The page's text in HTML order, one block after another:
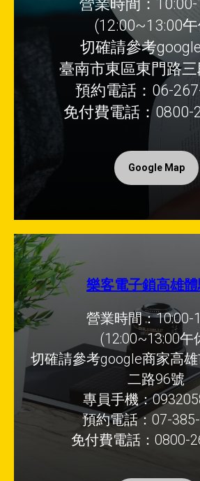
營業時間：10:00-
(12:00~13:00
切確請參考
臺南市東區東門路
預約電話：06-
免付費電話：0800-
Google Map
樂客電子鎖高雄
營業時間：10:00-
(12:00~13:00午
切確請參考google商家高
二路96號
專員手機：
預約電話：07-
免付費電話：0800-